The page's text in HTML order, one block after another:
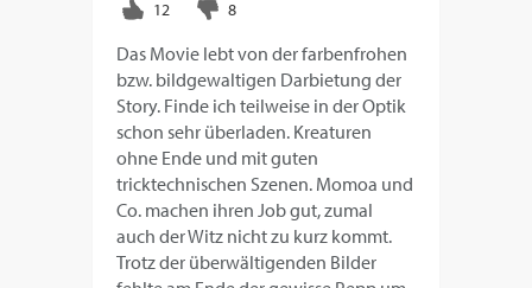
Das Movie lebt von der farbenfrohen
bzw. bildgewaltigen Darbietung der
Story. Finde ich teilweise in der Optik
schon sehr überladen. Kreaturen
ohne Ende und mit guten
tricktechnischen Szenen. Momoa und
Co. machen ihren Job gut, zumal
auch der Witz nicht zu kurz kommt.
Trotz der überwältigenden Bilder